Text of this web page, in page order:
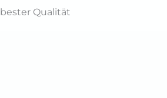
bester Qualität